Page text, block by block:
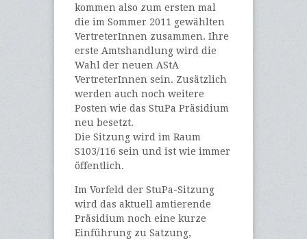
kommen also zum ersten mal
die im Sommer 2011 gewählten
VertreterInnen zusammen. Ihre
erste Amtshandlung wird die
Wahl der neuen AStA
VertreterInnen sein. Zusätzlich
werden auch noch weitere
Posten wie das StuPa Präsidium
neu besetzt.
Die Sitzung wird im Raum
S103/116 sein und ist wie immer
öffentlich.
Im Vorfeld der StuPa-Sitzung
wird das aktuell amtierende
Präsidium noch eine kurze
Einführung zu Satzung,